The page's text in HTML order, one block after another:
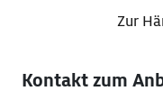
Zur
Kontakt zum